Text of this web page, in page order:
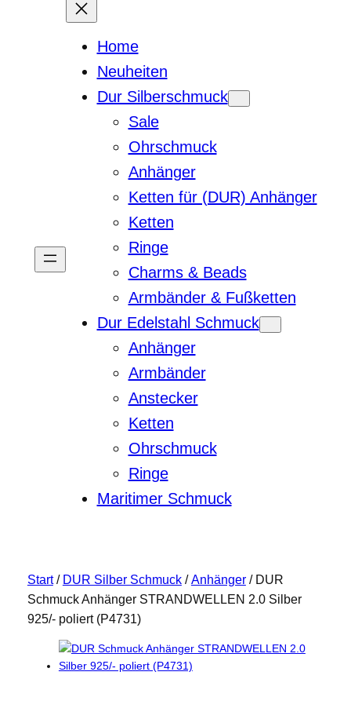
Home
Neuheiten
Dur Silberschmuck
Sale
Ohrschmuck
Anhänger
Ketten für (DUR) Anhänger
Ketten
Ringe
Charms & Beads
Armbänder & Fußketten
Dur Edelstahl Schmuck
Anhänger
Armbänder
Anstecker
Ketten
Ohrschmuck
Ringe
Maritimer Schmuck
Start/ DUR Silber Schmuck/Anhänger/ DUR
Schmuck Anhänger STRANDWELLEN 2.0 Silber
925/- poliert (P4731)